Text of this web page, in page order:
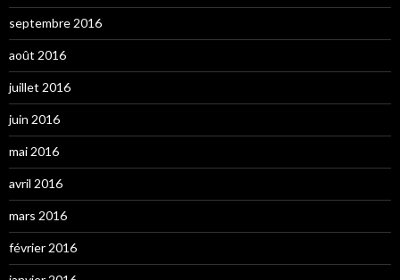
septembre 2016
août 2016
juillet 2016
juin 2016
mai 2016
avril 2016
mars 2016
février 2016